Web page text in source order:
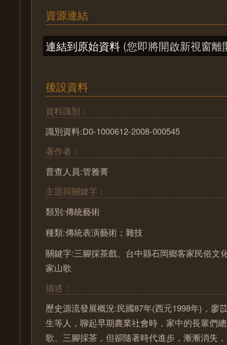
資源連結
連結到原始資料 (您即將開啟新視窗離
後設資料
資料識別：
識別資料:D0-1000612-2008-000545
著作者：
普查人員:管雅菁
主題與關鍵字：
類別:傳統藝術
種類:傳統表演藝術；雜技
關鍵字:三腳採茶戲、台中縣石岡鄉客家民俗文
家山歌
描述：
歷史源流發展概況:民國87年(西元1998年)，廖
生等人，聊起早期農業社會時，家中的長輩們
歌、三腳採茶，但卻隨著時代進步，漸漸消失